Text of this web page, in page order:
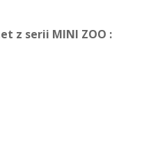
z serii MINI ZOO :